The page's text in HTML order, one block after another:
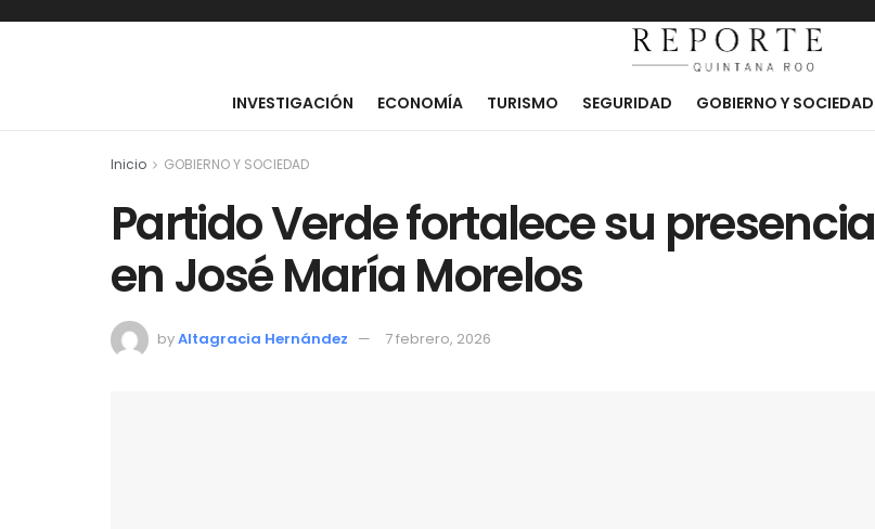
INVESTIGACIÓN ECONOMÍA TURISMO SEGURIDAD GOBIERNO Y SOCIEDAD
Inicio GOBIERNO Y SOCIEDAD
Partido Verde fortalece su presencia
en José María Morelos
byAltagracia Hernández 7 febrero, 2026